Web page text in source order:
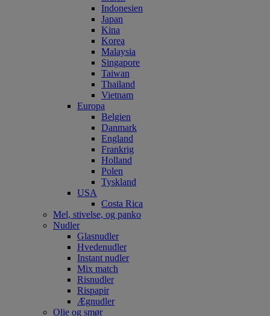
Indonesien
Japan
Kina
Korea
Malaysia
Singapore
Taiwan
Thailand
Vietnam
Europa
Belgien
Danmark
England
Frankrig
Holland
Polen
Tyskland
USA
Costa Rica
Mel, stivelse, og panko
Nudler
Glasnudler
Hvedenudler
Instant nudler
Mix match
Risnudler
Rispapir
Ægnudler
Olie og smør